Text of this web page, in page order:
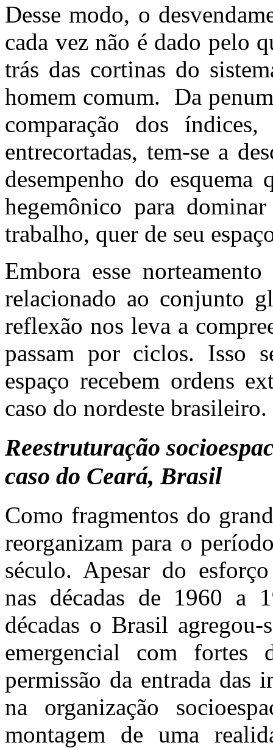
Desse modo, o
cada vez não é dado pelo
trás das cortinas do
homem comum. Da
comparação dos
entrecortadas, tem-se a
desempenho do
hegemônico para
trabalho, quer de seu
Embora esse
relacionado ao conjunto
reflexão nos leva a
passam por ciclos. Isso
espaço recebem ordens
caso do nordeste brasileiro.
Reestruturação
caso do Ceará, Brasil
Como fragmentos do
reorganizam para o
século. Apesar do
nas décadas de 1960 a
décadas o Brasil
emergencial com fortes
permissão da entrada das
na organização
montagem de uma